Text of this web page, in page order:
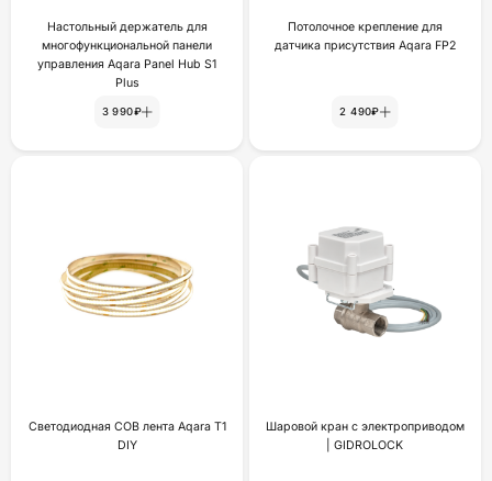
Настольный держатель для
многофункциональной панели
управления Aqara Panel Hub S1
Plus
3 990₽
Потолочное крепление для
датчика присутствия Aqara FP2
2 490₽
Светодиодная COB лента Aqara T1
DIY
Шаровой кран с электроприводом
| GIDROLOCK